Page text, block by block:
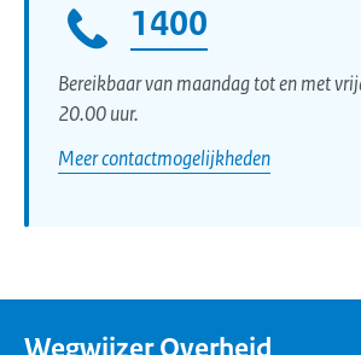
1400
Bereikbaar van maandag tot en met
20.00 uur.
Meer contactmogelijkheden